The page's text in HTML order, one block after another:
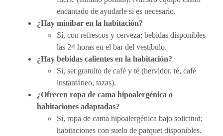
encantado de ayudarle si es necesario.
¿Hay minibar en la habitación?
Sí, con refrescos y cerveza; bebidas disponibles
las 24 horas en el bar del vestíbulo.
¿Hay bebidas calientes en la habitación?
Sí, set gratuito de café y té (hervidor, té, café
instantáneo, tazas).
¿Ofrecen ropa de cama hipoalergénica o
habitaciones adaptadas?
Sí, ropa de cama hipoalergénica bajo solicitud;
habitaciones con suelo de parquet disponibles.